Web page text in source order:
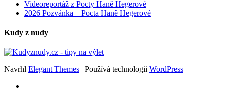
Videoreportáž z Pocty Haně Hegerové
2026 Pozvánka – Pocta Haně Hegerové
Kudy z nudy
Navrhl Elegant Themes | Používá technologii WordPress